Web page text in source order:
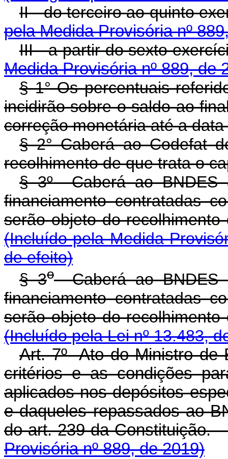
II - do terceiro ao quinto
pela Medida Provisória nº
III - a partir do sexto
Medida Provisória nº 889, de
§ 1° Os percentuais
incidirão sobre o saldo ao
correção monetária até a
§ 2° Caberá ao Codefat
recolhimento de que trata o
§ 3ºCaberá ao BNDES
financiamento contratadas
serão objeto do
(Incluído pela Medida
de efeito)
§ 3oCaberá ao BNDES
financiamento contratadas
serão objeto do
(Incluído pela Lei nº 13.483,
Art. 7º Ato do Ministro de
critérios e as condições
aplicados nos depósitos
e daqueles repassados ao
do art. 239 da
Provisória nº 889, de 2019)